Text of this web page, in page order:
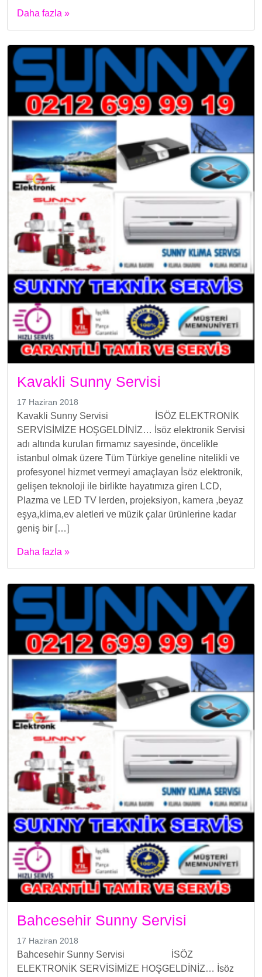
Daha fazla »
Kavakli Sunny Servisi
17 Haziran 2018
Kavakli Sunny Servisi İSÖZ ELEKTRONİK
SERVİSİMİZE HOŞGELDİNİZ… İsöz elektronik Servisi
adı altında kurulan firmamız sayesinde, öncelikle
istanbul olmak üzere Tüm Türkiye geneline nitelikli ve
profesyonel hizmet vermeyi amaçlayan İsöz elektronik,
gelişen teknoloji ile birlikte hayatımıza giren LCD,
Plazma ve LED TV lerden, projeksiyon, kamera ,beyaz
eşya,klima,ev aletleri ve müzik çalar ürünlerine kadar
geniş bir […]
Daha fazla »
Bahcesehir Sunny Servisi
17 Haziran 2018
Bahcesehir Sunny Servisi İSÖZ
ELEKTRONİK SERVİSİMİZE HOŞGELDİNİZ… İsöz